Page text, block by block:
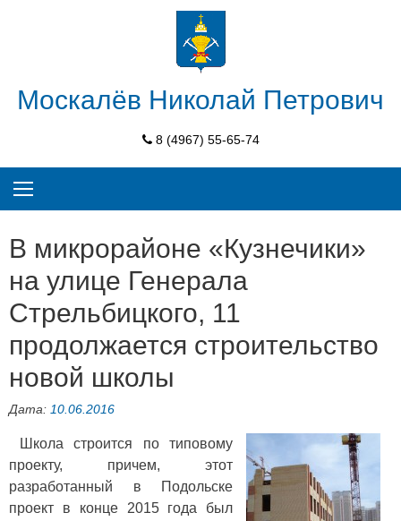
Москалёв Николай Петрович
8 (4967) 55-65-74
В микрорайоне «Кузнечики»
на улице Генерала
Стрельбицкого, 11
продолжается строительство
новой школы
Дата: 10.06.2016
Школа строится по типовому
проекту, причем, этот
разработанный в Подольске
проект в конце 2015 года был